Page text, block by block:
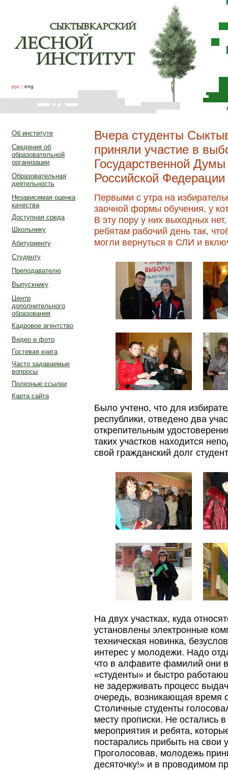
рус | eng
Об институте
Сведения об
образовательной
организации
Образовательная
деятельность
Независимая оценка
качества
Доступная среда
Школьнику
Абитуриенту
Студенту
Преподавателю
Выпускнику
Центр
дополнительного
образования
Кадровое агентство
Видео и фото
Гостевая книга
Часто задаваемые
вопросы
Полезные ссылки
Карта сайта
Вчера студенты
приняли участие в
Государственной
Российской Федерации
Первыми с утра на
заочной формы обучения, у
В эту пору у них выходных
ребятам рабочий день так,
могли вернуться в СЛИ и
Было учтено, что для
республики, отведено два
открепительным
таких участков находится
свой гражданский долг
На двух участках, куда
установлены электронные
техническая новинка,
интерес у молодежи. Надо
что в алфавите фамилий они
«студенты» и быстро
не задерживать процесс
очередь, возникающая время
Столичные студенты
месту прописки. Не остались
мероприятия и ребята,
постарались прибыть на свои
Проголосовав, молодежь
десяточку!» и в проводимом